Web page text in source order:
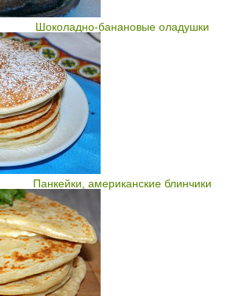
Шоколадно-банановые оладушки
Панкейки, американские блинчики